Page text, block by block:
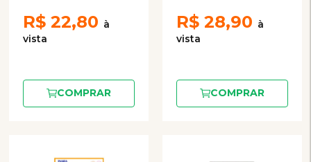
R$ 22,80
COMPRAR
R$ 28,90
COMPRAR